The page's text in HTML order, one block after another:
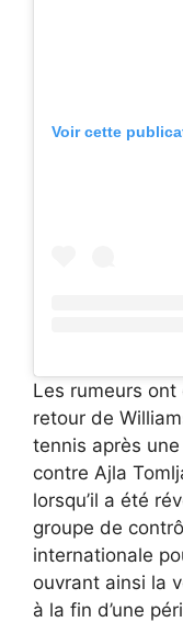
Voir cette
Les rumeurs ont
retour de
tennis après
contre Ajla
lorsqu’il a été
groupe de
internationale
ouvrant ainsi la
à la fin d’une